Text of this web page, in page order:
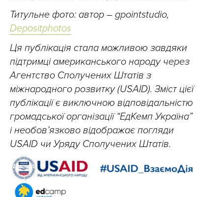
Титульне фото: автор – gpointstudio,
Depositphotos
Ця публікація стала можливою завдяки
підтримці американського народу через
Агентство Сполучених Штатів з
міжнародного розвитку (USAID). Зміст цієї
публікації є виключною відповідальністю
громадської організації “ЕдКемп Україна”
і необов’язково відображає погляди
USAID чи Уряду Сполучених Штатів.